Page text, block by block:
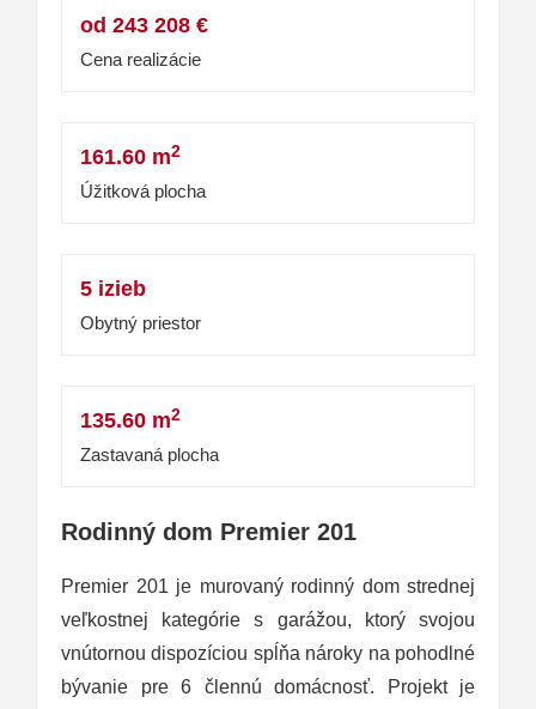
od 243 208 €
Cena realizácie
161.60 m2
Úžitková plocha
5 izieb
Obytný priestor
135.60 m2
Zastavaná plocha
Rodinný dom Premier 201
Premier 201 je murovaný rodinný dom strednej
veľkostnej kategórie s garážou, ktorý svojou
vnútornou dispozíciou spĺňa nároky na pohodlné
bývanie pre 6 člennú domácnosť. Projekt je